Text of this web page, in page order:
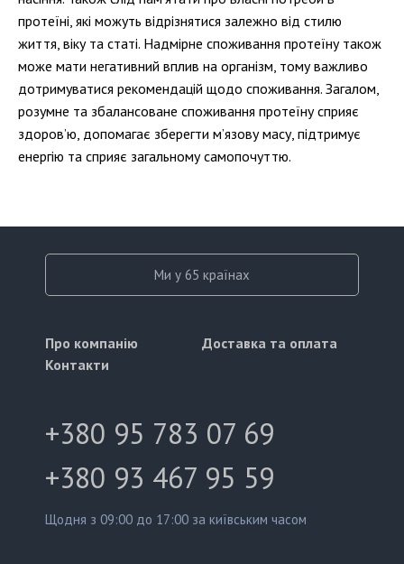
протеїні, які можуть відрізнятися залежно від стилю
життя, віку та статі. Надмірне споживання протеїну також
може мати негативний вплив на організм, тому важливо
дотримуватися рекомендацій щодо споживання. Загалом,
розумне та збалансоване споживання протеїну сприяє
здоров’ю, допомагає зберегти м’язову масу, підтримує
енергію та сприяє загальному самопочуттю.
Ми у 65 країнах
Про компанію
Контакти
Доставка та оплата
+380 95 783 07 69
+380 93 467 95 59
Щодня з 09:00 до 17:00 за київським часом